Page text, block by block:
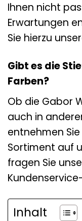
Ihnen nicht
Erwartungen
Sie hierzu
Gibt es die
Farben?
Ob die Gabor
auch in
entnehmen
Sortiment auf
fragen Sie
Inhalt